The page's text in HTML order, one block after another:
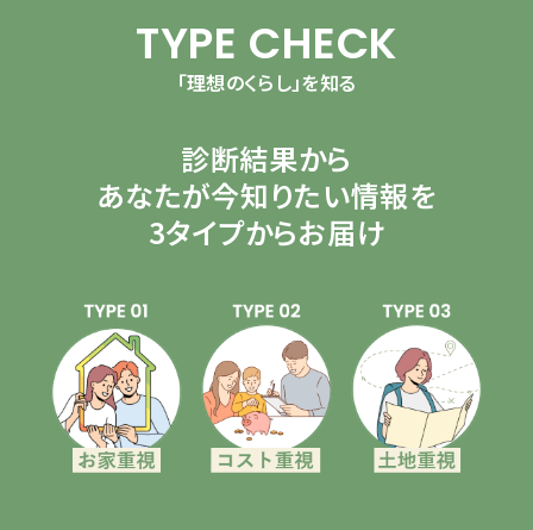
TYPE CHECK
「理想のくらし」を知る
診断結果から
あなたが今知りたい情報を
3タイプからお届け